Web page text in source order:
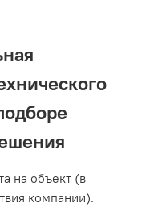
на объект (в
компании).